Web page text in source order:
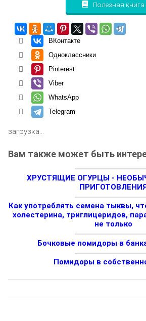
Полезная книга
ВКонтакте
Одноклассники
Pinterest
Viber
WhatsApp
Telegram
загрузка...
Вам также может быть
ХРУСТЯЩИЕ ОГУРЦЫ -
Как употреблять семена тыквы,
холестерина, триглицеридов,
не только
Бочковые помидоры в
Помидоры в